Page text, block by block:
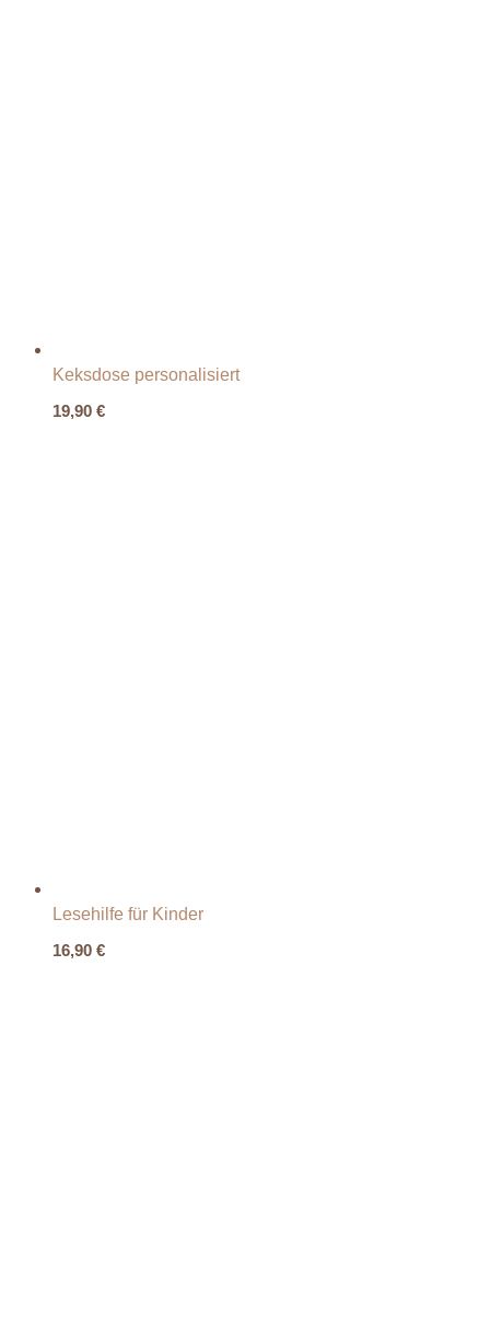
Keksdose personalisiert
19,90€
Lesehilfe für Kinder
16,90€